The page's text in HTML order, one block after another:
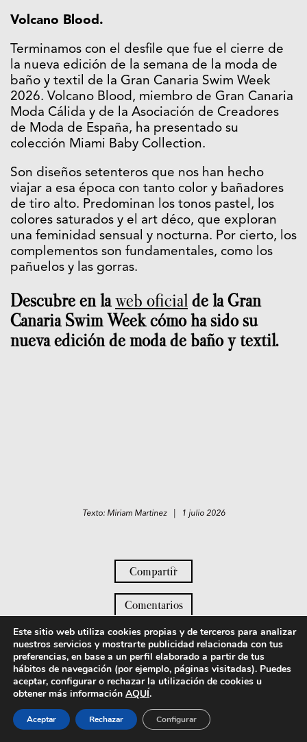
Volcano Blood.
Terminamos con el desfile que fue el cierre de
la nueva edición de la semana de la moda de
baño y textil de la Gran Canaria Swim Week
2026. Volcano Blood, miembro de Gran Canaria
Moda Cálida y de la Asociación de Creadores
de Moda de España, ha presentado su
colección Miami Baby Collection.
Son diseños setenteros que nos han hecho
viajar a esa época con tanto color y bañadores
de tiro alto. Predominan los tonos pastel, los
colores saturados y el art déco, que exploran
una feminidad sensual y nocturna. Por cierto, los
complementos son fundamentales, como los
pañuelos y las gorras.
Descubre en laweb oficial de la Gran
Canaria Swim Week cómo ha sido su
nueva edición de moda de baño y textil.
Texto: Miriam Martinez | 1 julio 2026
Compartir
Comentarios
Si te gusta esto te puede interesar:
Este sitio web utiliza cookies propias y de terceros para analizar
nuestros servicios y mostrarte publicidad relacionada con tus
preferencias, en base a un perfil elaborado a partir de tus
hábitos de navegación (por ejemplo, páginas visitadas). Puedes
aceptar, configurar o rechazar la utilización de cookies u
obtener más información AQUÍ.
Aceptar Rechazar Configurar